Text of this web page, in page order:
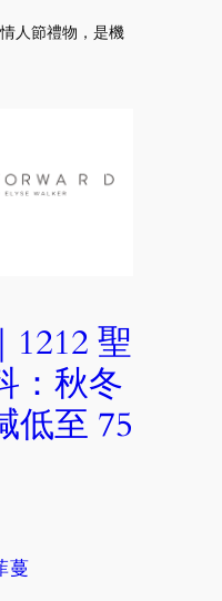
人節禮物，是機
1212 聖
：秋冬
低至 75
蔓